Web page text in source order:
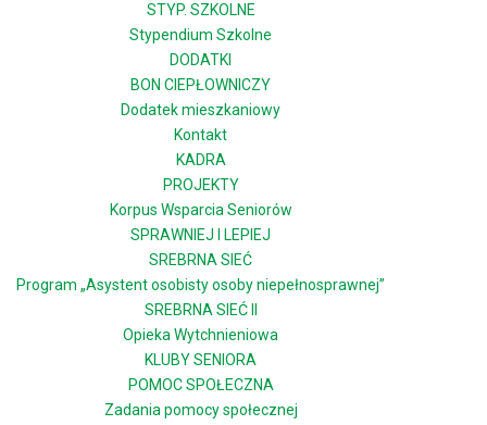
STYP. SZKOLNE
Stypendium Szkolne
DODATKI
BON CIEPŁOWNICZY
Dodatek mieszkaniowy
Kontakt
KADRA
PROJEKTY
Korpus Wsparcia Seniorów
SPRAWNIEJ I LEPIEJ
SREBRNA SIEĆ
Program „Asystent osobisty osoby niepełnosprawnej”
SREBRNA SIEĆ II
Opieka Wytchnieniowa
KLUBY SENIORA
POMOC SPOŁECZNA
Zadania pomocy społecznej